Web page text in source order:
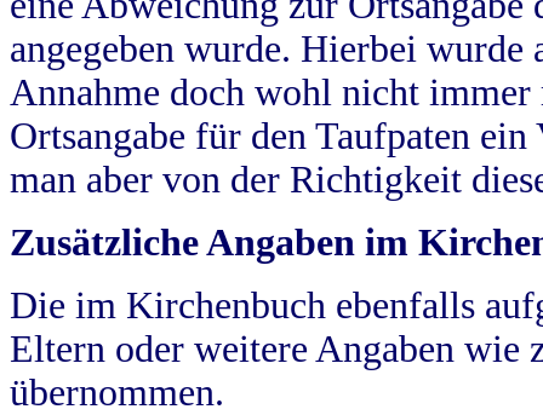
angegeben wurde. Hierbei wurde
Annahme doch wohl nicht
Ortsangabe für den Taufpaten
man aber von der Richtigkeit
Zusätzliche Angaben im
Die im Kirchenbuch ebenfalls
Eltern oder weitere Angaben wie
übernommen.